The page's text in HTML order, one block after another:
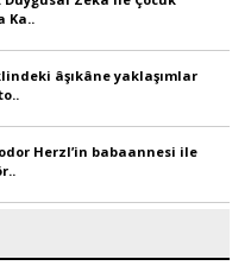
Ka..
âşıkâne yaklaşımlar
Herzl’in babaannesi ile